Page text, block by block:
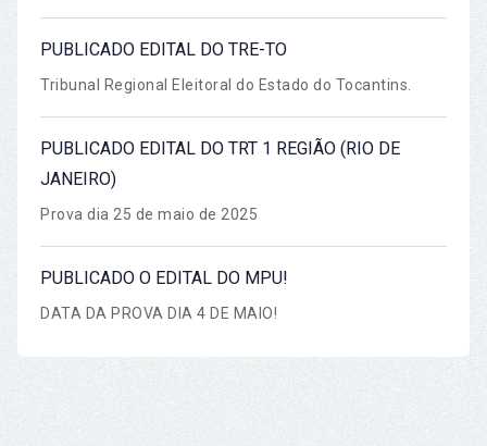
PUBLICADO EDITAL DO TRE-TO
Tribunal Regional Eleitoral do Estado do Tocantins.
PUBLICADO EDITAL DO TRT 1 REGIÃO (RIO DE
JANEIRO)
Prova dia 25 de maio de 2025
PUBLICADO O EDITAL DO MPU!
DATA DA PROVA DIA 4 DE MAIO!